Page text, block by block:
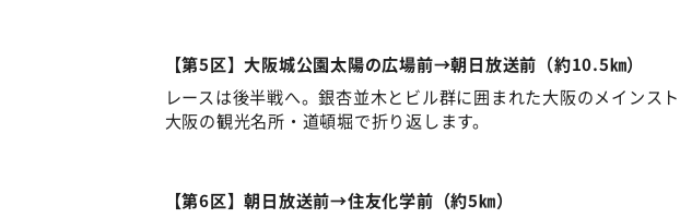
【第5区】大阪城公園太陽の広場前→朝日放送前（約10.5㎞）
レースは後半戦へ。銀杏並木とビル群に囲まれた大阪のメインス
大阪の観光名所・道頓堀で折り返します。
【第6区】朝日放送前→住友化学前（約5㎞）